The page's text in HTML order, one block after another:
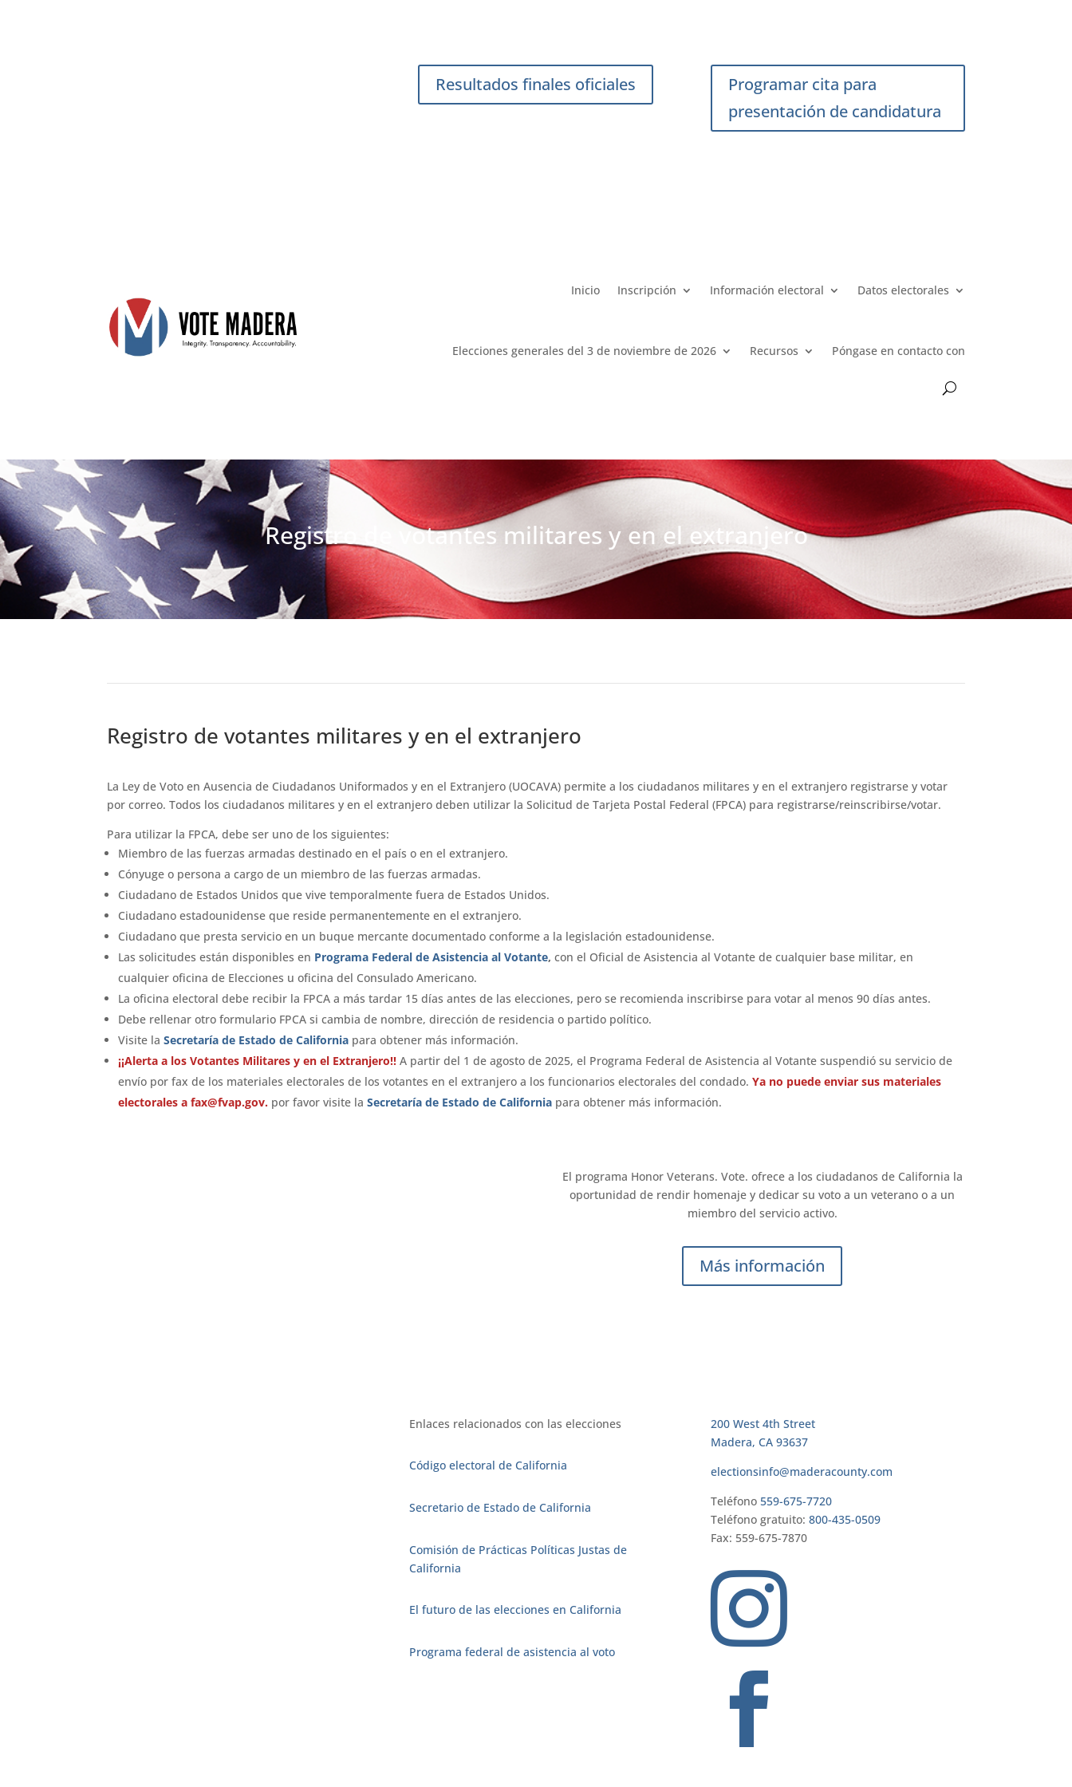
Resultados finales oficiales
Programar cita para
presentación de candidatura
Inicio Inscripción Información electoral Datos electorales
Elecciones generales del 3 de noviembre de 2026 Recursos Póngase en contacto con
Registro de votantes militares y en el extranjero
Registro de votantes militares y en el extranjero
La Ley de Voto en Ausencia de Ciudadanos Uniformados y en el Extranjero (UOCAVA) permite a los ciudadanos militares y en el extranjero registrarse y votar
por correo. Todos los ciudadanos militares y en el extranjero deben utilizar la Solicitud de Tarjeta Postal Federal (FPCA) para registrarse/reinscribirse/votar.
Para utilizar la FPCA, debe ser uno de los siguientes:
Miembro de las fuerzas armadas destinado en el país o en el extranjero.
Cónyuge o persona a cargo de un miembro de las fuerzas armadas.
Ciudadano de Estados Unidos que vive temporalmente fuera de Estados Unidos.
Ciudadano estadounidense que reside permanentemente en el extranjero.
Ciudadano que presta servicio en un buque mercante documentado conforme a la legislación estadounidense.
Las solicitudes están disponibles en Programa Federal de Asistencia al Votante,con el Oficial de Asistencia al Votante de cualquier base militar, en
cualquier oficina de Elecciones u oficina del Consulado Americano.
La oficina electoral debe recibir la FPCA a más tardar 15 días antes de las elecciones, pero se recomienda inscribirse para votar al menos 90 días antes.
Debe rellenar otro formulario FPCA si cambia de nombre, dirección de residencia o partido político.
Visite laSecretaría de Estado de California para obtener más información.
¡¡Alerta a los Votantes Militares y en el Extranjero!! A partir del 1 de agosto de 2025, el Programa Federal de Asistencia al Votante suspendió su servicio de
envío por fax de los materiales electorales de los votantes en el extranjero a los funcionarios electorales del condado.Ya no puede enviar sus materiales
electorales afax@fvap.gov. por favor visite laSecretaría de Estado de California para obtener más información.
El programa Honor Veterans. Vote. ofrece a los ciudadanos de California la
oportunidad de rendir homenaje y dedicar su voto a un veterano o a un
miembro del servicio activo.
Más información
Enlaces relacionados con las elecciones
Código electoral de California
Secretario de Estado de California
Comisión de Prácticas Políticas Justas de
California
El futuro de las elecciones en California
Programa federal de asistencia al voto
200 West 4th Street
Madera, CA 93637
electionsinfo@maderacounty.com
Teléfono 559-675-7720
Teléfono gratuito: 800-435-0509
Fax: 559-675-7870

